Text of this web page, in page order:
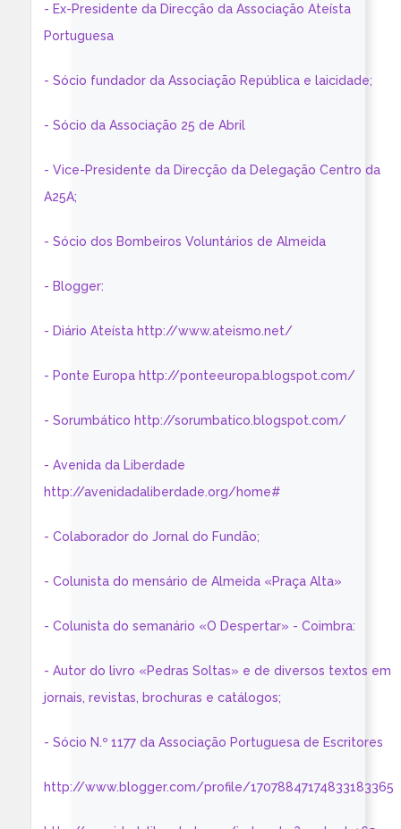
- Ex-Presidente da Direcção da Associação Ateísta
Portuguesa
- Sócio fundador da Associação República e laicidade;
- Sócio da Associação 25 de Abril
- Vice-Presidente da Direcção da Delegação Centro da
A25A;
- Sócio dos Bombeiros Voluntários de Almeida
- Blogger:
- Diário Ateísta http://www.ateismo.net/
- Ponte Europa http://ponteeuropa.blogspot.com/
- Sorumbático http://sorumbatico.blogspot.com/
- Avenida da Liberdade
http://avenidadaliberdade.org/home#
- Colaborador do Jornal do Fundão;
- Colunista do mensário de Almeida «Praça Alta»
- Colunista do semanário «O Despertar» - Coimbra:
- Autor do livro «Pedras Soltas» e de diversos textos em
jornais, revistas, brochuras e catálogos;
- Sócio N.º 1177 da Associação Portuguesa de Escritores
http://www.blogger.com/profile/17078847174833183365